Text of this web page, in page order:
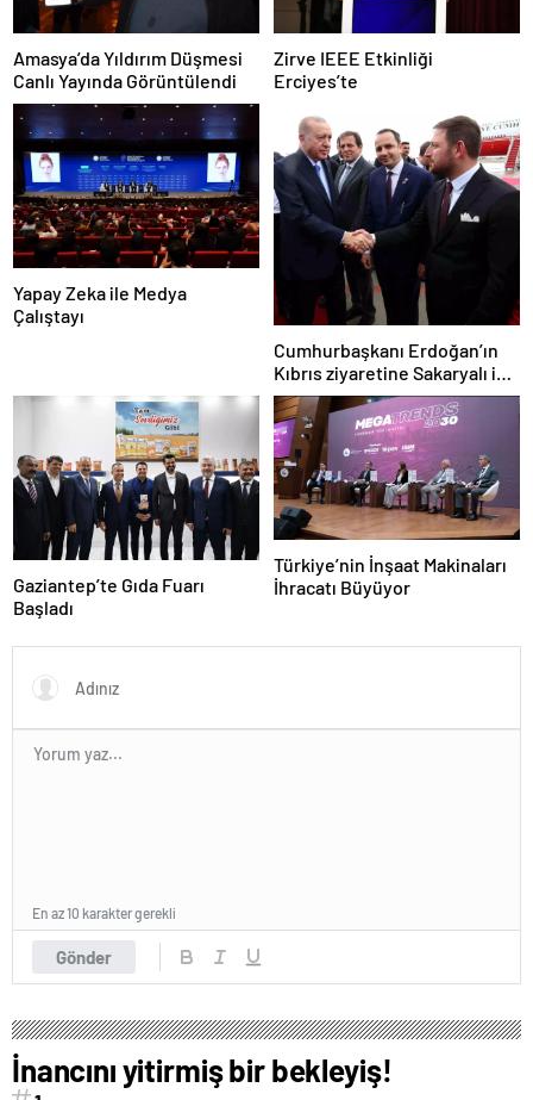
Amasya’da Yıldırım Düşmesi
Canlı Yayında Görüntülendi
Zirve IEEE Etkinliği
Erciyes’te
Yapay Zeka ile Medya
Çalıştayı
Cumhurbaşkanı Erdoğan’ın
Kıbrıs ziyaretine Sakaryalı iş
insanı da eşlik etti
Gaziantep’te Gıda Fuarı
Başladı
Türkiye’nin İnşaat Makinaları
İhracatı Büyüyor
Gönder
En az 10 karakter gerekli
İnancını yitirmiş bir bekleyiş!